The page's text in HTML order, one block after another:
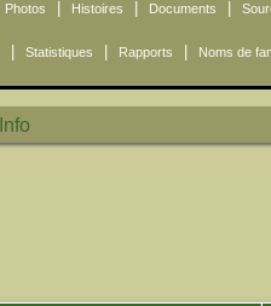
Photos Histoires Documents
Statistiques Rapports Noms de
Info